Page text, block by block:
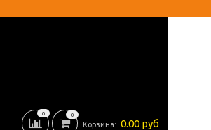
0 0
Корзина: 0.00 руб